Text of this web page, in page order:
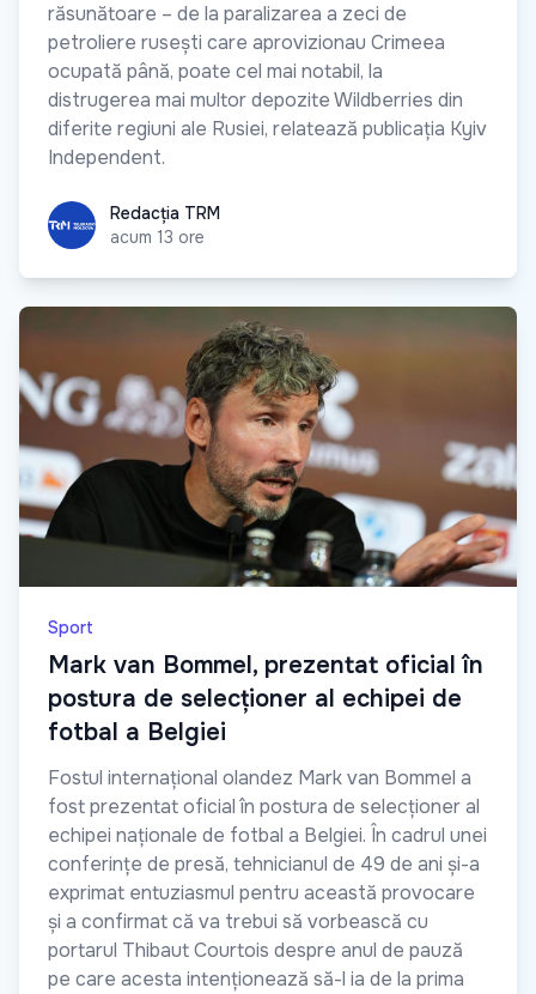
răsunătoare – de la paralizarea a zeci de
petroliere rusești care aprovizionau Crimeea
ocupată până, poate cel mai notabil, la
distrugerea mai multor depozite Wildberries din
diferite regiuni ale Rusiei, relatează publicația Kyiv
Independent.
Redacția TRM
Redacția TRM
acum 13 ore
Sport
Mark van Bommel, prezentat oficial în
postura de selecționer al echipei de
fotbal a Belgiei
Fostul internațional olandez Mark van Bommel a
fost prezentat oficial în postura de selecționer al
echipei naționale de fotbal a Belgiei. În cadrul unei
conferințe de presă, tehnicianul de 49 de ani și-a
exprimat entuziasmul pentru această provocare
și a confirmat că va trebui să vorbească cu
portarul Thibaut Courtois despre anul de pauză
pe care acesta intenționează să-l ia de la prima